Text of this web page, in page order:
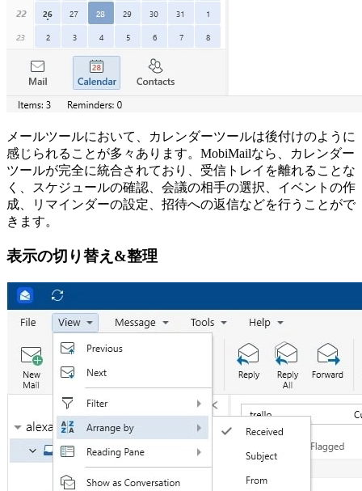
メールツールにおいて、カレンダーツールは後付けのように
感じられることが多々あります。MobiMailなら、カレンダー
ツールが完全に統合されており、受信トレイを離れることな
く、スケジュールの確認、会議の相手の選択、イベントの作
成、リマインダーの設定、招待への返信などを行うことがで
きます。
表示の切り替え&整理